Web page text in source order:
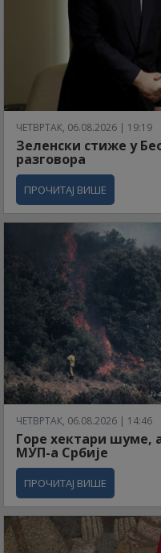
ЧЕТВРТАК, 06.08.2026 | 19:19
Зеленски стиже у
разговора
ПРОЧИТАЈ ВИШЕ
ЧЕТВРТАК, 06.08.2026 | 14:46
Горе хектари шуме,
МУП-а Србије
ПРОЧИТАЈ ВИШЕ